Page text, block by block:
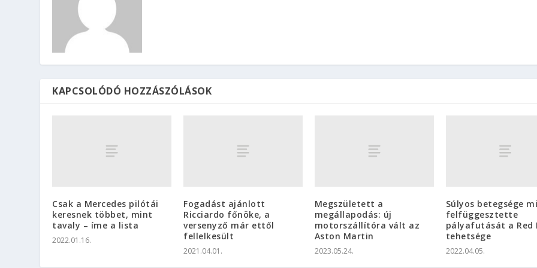
KAPCSOLÓDÓ HOZZÁSZÓLÁSOK
Csak a Mercedes pilótái
keresnek többet, mint
tavaly – íme a lista
2022.01.16.
Fogadást ajánlott
Ricciardo főnöke, a
versenyző már ettől
fellelkesült
2021.04.01.
Megszületett a
megállapodás: új
motorszállítóra vált az
Aston Martin
2023.05.24.
Súlyos betegsége
felfüggesztette
pályafutását a Red
tehetsége
2022.04.05.